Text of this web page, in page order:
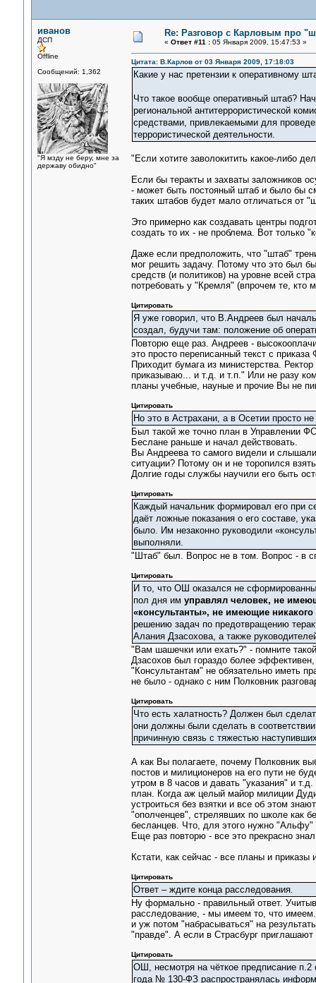
иванов
ДСП
Offline
Сообщений: 1,362
"Я мзду не беру, мне за
державу обидно"
Re: Разговор с Карловым про
« Ответ #11 :05 Января 2009, 15:47:53 »
Цитата: В.Карлов от 03 Января 2009, 17:18:03
Какие у нас претензии к оперативному
Что такое вообще оперативный штаб?
региональной антитеррористической
средствами, привлекаемыми для
террористической деятельности.
"Если хотите заволокитить какое-либо
Если бы теракты и захваты заложников
- может быть постояный штаб и было бы
таких штабов будет мало отличаться от
Это примерно как создавать центры
создать то их - не проблема. Вот только
Даже если предположить, что "штаб"
мог решить задачу. Потому что это был
средств (и политиков) на уровне всей
потребовать у "Кремля" (впрочем те, кто
Цитировать
Я уже говорил, что В.Андреев был
создал, будучи там: положение об
Повторю еще раз. Андреев -
это просто переписанный текст с
Приходит бумага из министерства.
приказываю... и т.д. и т.п." Или не разу
планы учебные, науные и прочие Вы не
Цитировать
Но это в Астрахани, а в Осетии просто
Был такой же точно план в Управлении
Беслане раньше и начал действовать.
Вы Андреева то самого видели и
ситуации? Потому он и не торопился
Долгие годы службы научили его быть
Цитировать
Каждый начальник формировал его при
даёт ложные показания о его составе,
было. Им незаконно руководили
выполняли.
"Штаб" был. Вопрос не в том. Вопрос - в
Цитировать
И то, что ОШ оказался не
пол дня им управлял человек, не
«консультанты», не имеющие никакого
решению задач по предотвращению
Алания Дзасохова, а также
"Вам шашечки или ехать?" - помните
Дзасохов был гораздо более
"Консультантам" не обязательно иметь
не было - однако с ним Полковник
Цитировать
Что есть халатность? Должен был
они должны были сделать в
причинную связь с тяжестью
А как Вы полагаете, почему Полковник
постов и милиционеров на его пути не
утром в 8 часов и давать "указания" и
план. Когда аж целый майор милиции
устроиться без взятки и все об этом
"ополченцев", стрелявших по школе как
бесланцев. Что, для этого нужно
Еще раз повторю - все это прекрасно
Кстати, как сейчас - все планы и приказы
Цитировать
Ответ – ждите конца расследования.
Ну формально - правильный ответ.
расследование, - мы имеем то, что
и уж потом "набрасываться" на
"правде". А если в Страсбург
Цитировать
ОШ, несмотря на чёткое предписание
года № 130-ФЗ распространялась